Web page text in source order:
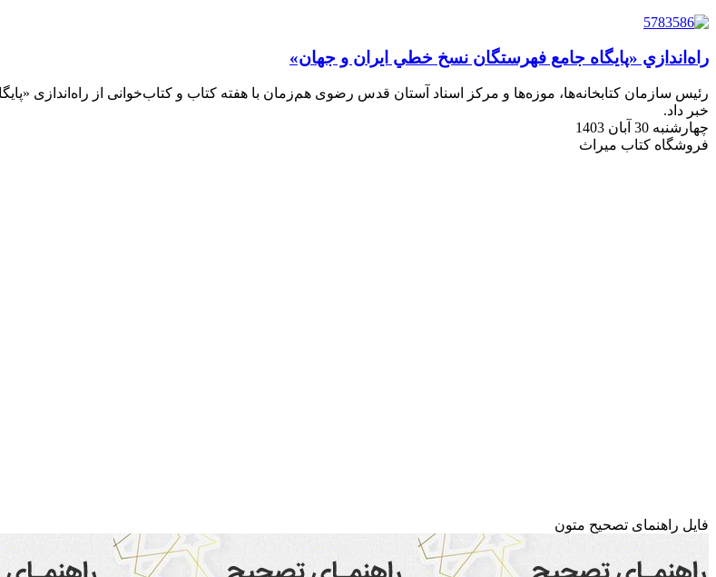
راه‌اندازي «پايگاه جامع فهرستگان نسخ خطي ايران و جهان»
رئيس سازمان كتابخانه‌ها، موزه‌ها و مركز اسناد آستان قدس رضوی هم‌زمان با هفته كتاب و كتاب‌خوانی از راه‌اندازی
خبر داد.
چهارشنبه 30 آبان 1403
فروشگاه کتاب میراث
فایل راهنمای تصحیح متون